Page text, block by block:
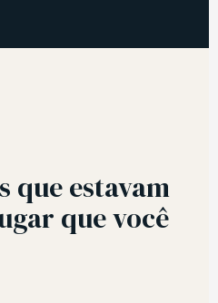
que estavam
que você